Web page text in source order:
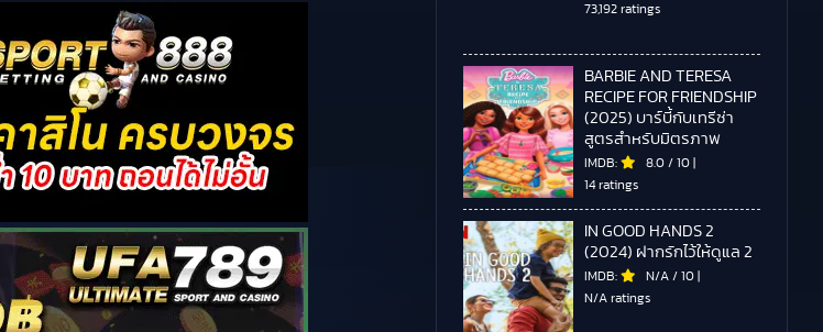
73,192 ratings
BARBIE AND TERESA
RECIPE FOR FRIENDSHIP
(2025) บาร์บี้กับเทรีซ่า
สูตรสำหรับมิตรภาพ
IMDB: 8.0 / 10 |
14 ratings
IN GOOD HANDS 2
(2024) ฝากรักไว้ให้ดูแล 2
IMDB: N/A / 10 |
N/A ratings